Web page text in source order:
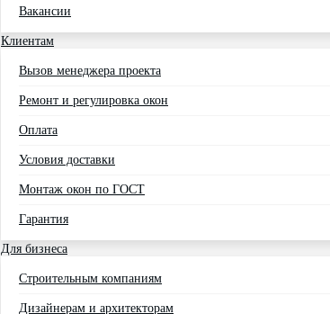
Вакансии
Клиентам
Вызов менеджера проекта
Ремонт и регулировка окон
Оплата
Условия доставки
Монтаж окон по ГОСТ
Гарантия
Для бизнеса
Строительным компаниям
Дизайнерам и архитекторам